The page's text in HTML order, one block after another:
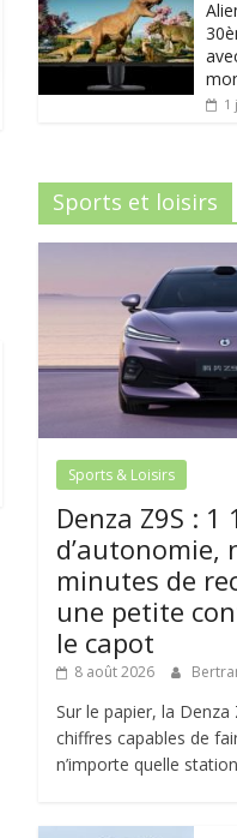
1
Sports et loisirs
Sports & Loisirs
Denza Z9S : 1
d’autonomie,
minutes de
une petite
le capot
8 août 2026
Sur le papier, la Denza
chiffres capables de
n’importe quelle